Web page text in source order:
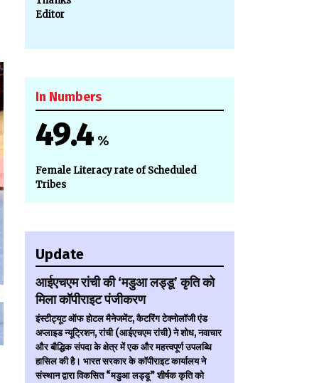
Editor
In Numbers
49.4%
Female Literacy rate of Scheduled
Tribes
Update
आईएचएम रांची की ‘मडुआ लड्डू’ कृति को
मिला कॉपीराइट पंजीकरण
इंस्टीट्यूट ऑफ होटल मैनेजमेंट, कैटरिंग टेक्नोलॉजी एंड
अप्लाइड न्यूट्रिशन, रांची (आईएचएम रांची) ने शोध, नवाचार
और बौद्धिक संपदा के क्षेत्र में एक और महत्त्वपूर्ण उपलब्धि
हासिल की है। भारत सरकार के कॉपीराइट कार्यालय ने
संस्थान द्वारा विकसित “मडुआ लड्डू” शीर्षक कृति को